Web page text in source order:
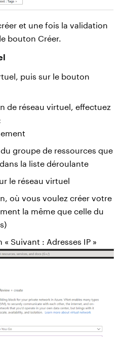
et une fois la validation
bouton Créer.
puis sur le bouton
de réseau virtuel, effectuez
groupe de ressources que
la liste déroulante
le réseau virtuel
où vous voulez créer votre
la même que celle du
Suivant : Adresses IP »